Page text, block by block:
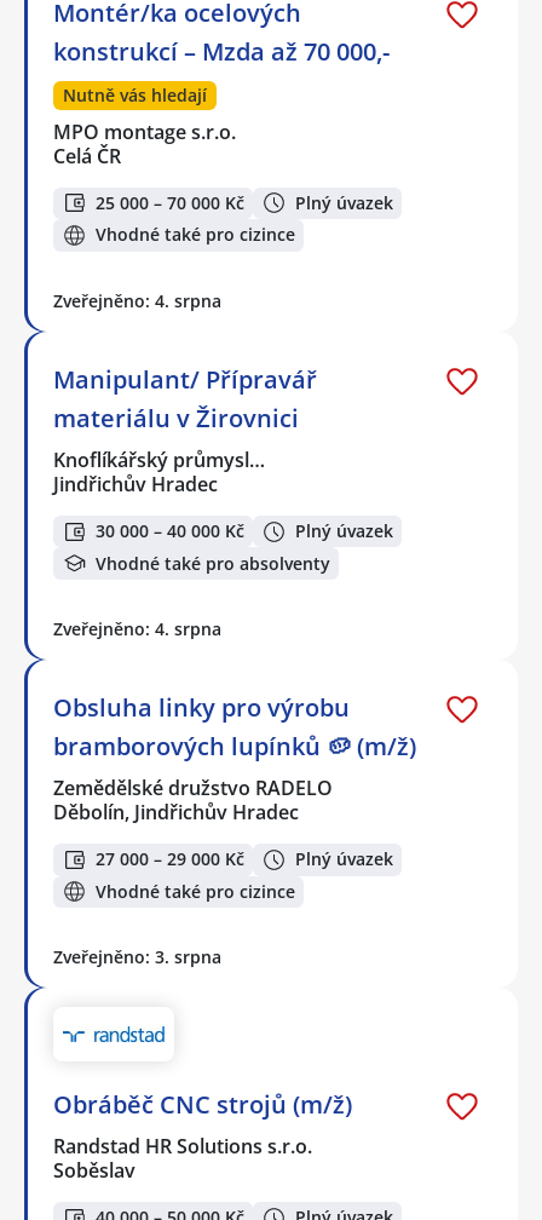
Montér/ka ocelových
konstrukcí – Mzda až 70 000,-
Nutně vás hledají
MPO montage s.r.o.
Celá ČR
25 000 – 70 000 Kč
Plný úvazek
Vhodné také pro cizince
Zveřejněno: 4. srpna
Manipulant/ Přípravář
materiálu v Žirovnici
Knoflíkářský průmysl…
Jindřichův Hradec
30 000 – 40 000 Kč
Plný úvazek
Vhodné také pro absolventy
Zveřejněno: 4. srpna
Obsluha linky pro výrobu
bramborových lupínků 🥔 (m/ž)
Zemědělské družstvo RADELO
Děbolín, Jindřichův Hradec
27 000 – 29 000 Kč
Plný úvazek
Vhodné také pro cizince
Zveřejněno: 3. srpna
Obráběč CNC strojů (m/ž)
Randstad HR Solutions s.r.o.
Soběslav